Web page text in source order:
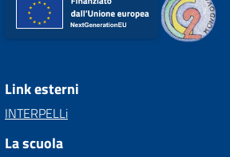
Link esterni
INTERPELLi
La scuola